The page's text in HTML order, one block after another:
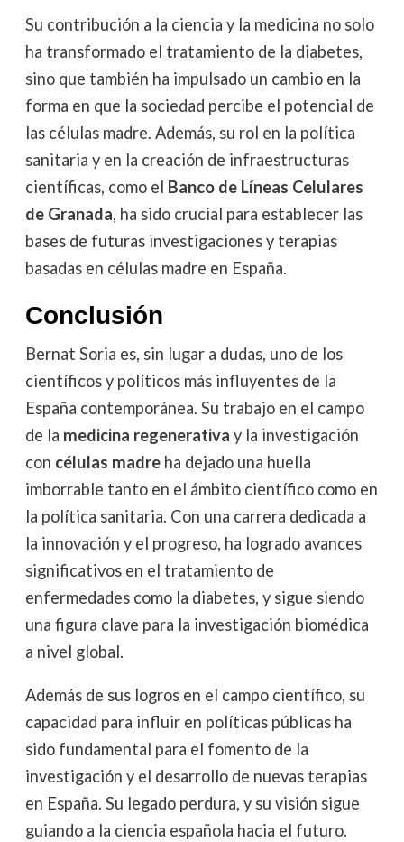
Su contribución a la ciencia y la medicina no solo
ha transformado el tratamiento de la diabetes,
sino que también ha impulsado un cambio en la
forma en que la sociedad percibe el potencial de
las células madre. Además, su rol en la política
sanitaria y en la creación de infraestructuras
científicas, como el Banco de Líneas Celulares
de Granada, ha sido crucial para establecer las
bases de futuras investigaciones y terapias
basadas en células madre en España.
Conclusión
Bernat Soria es, sin lugar a dudas, uno de los
científicos y políticos más influyentes de la
España contemporánea. Su trabajo en el campo
de la medicina regenerativa y la investigación
con células madreha dejado una huella
imborrable tanto en el ámbito científico como en
la política sanitaria. Con una carrera dedicada a
la innovación y el progreso, ha logrado avances
significativos en el tratamiento de
enfermedades como la diabetes, y sigue siendo
una figura clave para la investigación biomédica
a nivel global.
Además de sus logros en el campo científico, su
capacidad para influir en políticas públicas ha
sido fundamental para el fomento de la
investigación y el desarrollo de nuevas terapias
en España. Su legado perdura, y su visión sigue
guiando a la ciencia española hacia el futuro.